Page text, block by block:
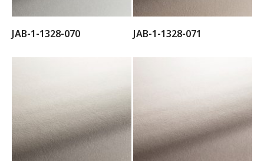
JAB-1-1328-070 JAB-1-1328-071